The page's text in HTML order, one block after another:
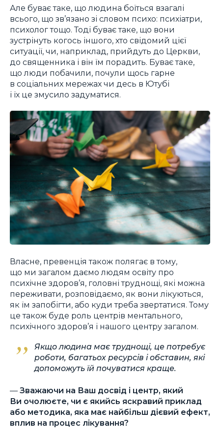
Але буває таке, що людина боїться взагалі
всього, що зв’язано зі словом психо: психіатри,
психолог тощо. Тоді буває таке, що вони
зустрінуть когось іншого, хто свідомий цієї
ситуації, чи, наприклад, прийдуть до Церкви,
до священника і він їм порадить. Буває таке,
що люди побачили, почули щось гарне
в соціальних мережах чи десь в Ютубі
і їх це змусило задуматися.
Власне, превенція також полягає в тому,
що ми загалом даємо людям освіту про
психічне здоров’я, головні труднощі, які можна
переживати, розповідаємо, як вони лікуються,
як їм запобігти, або куди треба звертатися. Тому
це також буде роль центрів ментального,
психічного здоров’я і нашого центру загалом.
Якщо людина має труднощі, це потребує
роботи, багатьох ресурсів і обставин, які
допоможуть їй почуватися краще.
— Зважаючи на Ваш досвід і центр, який
Ви очолюєте, чи є якийсь яскравий приклад
або методика, яка має найбільш дієвий ефект,
вплив на процес лікування?